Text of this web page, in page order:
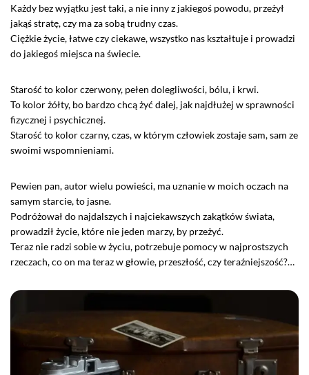
Każdy bez wyjątku jest taki, a nie inny z jakiegoś powodu, przeżył
jakąś stratę, czy ma za sobą trudny czas.
Ciężkie życie, łatwe czy ciekawe, wszystko nas kształtuje i prowadzi
do jakiegoś miejsca na świecie.
Starość to kolor czerwony, pełen dolegliwości, bólu, i krwi.
To kolor żółty, bo bardzo chcą żyć dalej, jak najdłużej w sprawności
fizycznej i psychicznej.
Starość to kolor czarny, czas, w którym człowiek zostaje sam, sam ze
swoimi wspomnieniami.
Pewien pan, autor wielu powieści, ma uznanie w moich oczach na
samym starcie, to jasne.
Podróżował do najdalszych i najciekawszych zakątków świata,
prowadził życie, które nie jeden marzy, by przeżyć.
Teraz nie radzi sobie w życiu, potrzebuje pomocy w najprostszych
rzeczach, co on ma teraz w głowie, przeszłość, czy teraźniejszość?…